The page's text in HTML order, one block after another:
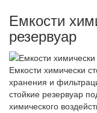
Емкости
резервуар
Емкости химически
хранения и
стойкие резервуар
химического